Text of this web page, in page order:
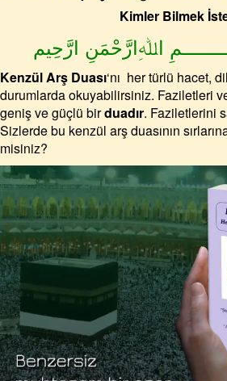
Kimler Bilmek
اﷲِارَّحْمَنِ ارَّحِيم
Kenzül Arş Duası‘nı her türlü hacet,
durumlardaokuyabilirsiniz. Faziletleri
geniş ve güçlü birduadır. Faziletlerini
Sizlerde bu kenzül arş duasının
misiniz?